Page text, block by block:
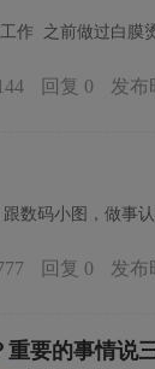
工作 之前做过白
回复 0 发布
数码小图，做事
回复 0 发布
要的事情说